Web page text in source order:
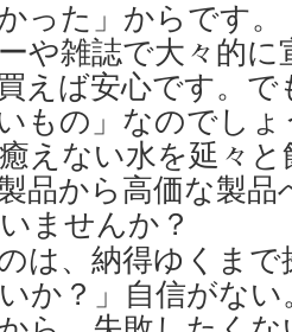
った」からです。
や雑誌で大々的
えば安心です。
もの」なのでし
えない水を延々
品から高価な製
ませんか？
は、納得ゆくま
か？」自信がな